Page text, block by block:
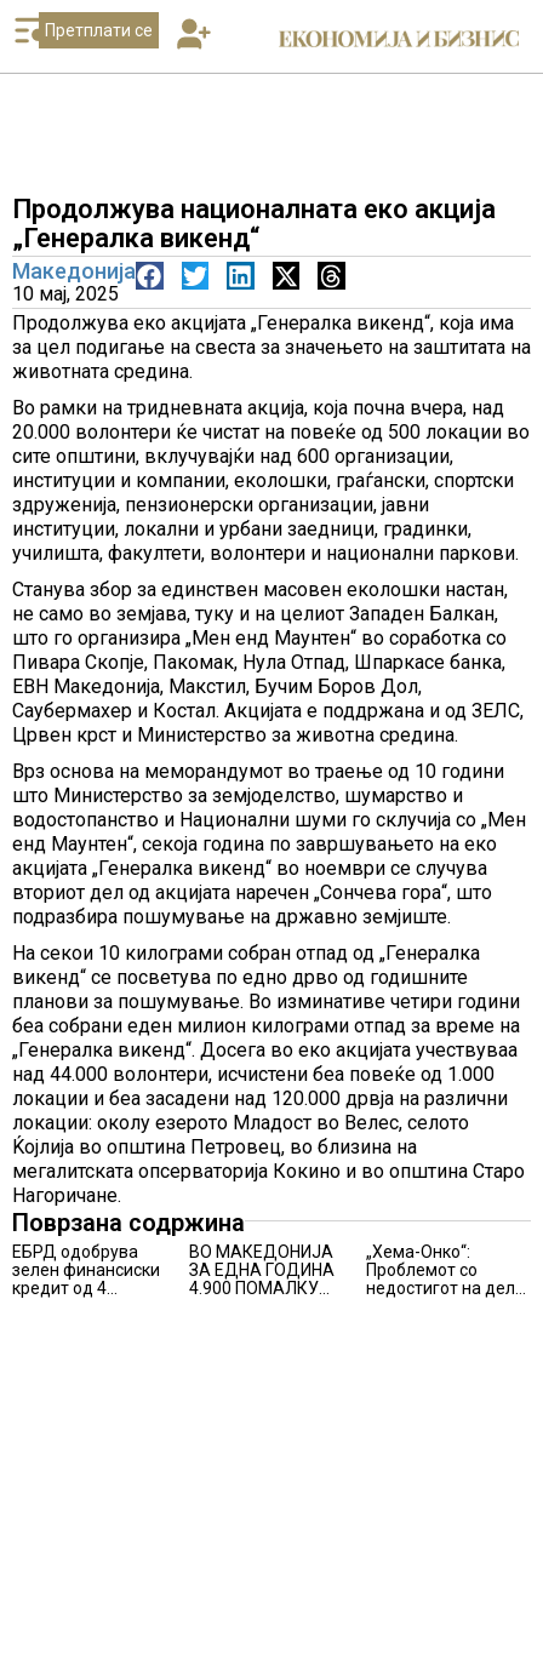
Претплати се
Продолжува националната еко акција
„Генералка викенд“
Македонија
10 мај, 2025
Продолжува еко акцијата „Генералка викенд“, која има
за цел подигање на свеста за значењето на заштитата на
животната средина.
Во рамки на тридневната акција, која почна вчера, над
20.000 волонтери ќе чистат на повеќе од 500 локации во
сите општини, вклучувајќи над 600 организации,
институции и компании, еколошки, граѓански, спортски
здруженија, пензионерски организации, јавни
институции, локални и урбани заедници, градинки,
училишта, факултети, волонтери и национални паркови.
Станува збор за единствен масовен еколошки настан,
не само во земјава, туку и на целиот Западен Балкан,
што го организира „Мен енд Маунтен“ во соработка со
Пивара Скопје, Пакомак, Нула Отпад, Шпаркасе банка,
ЕВН Македонија, Макстил, Бучим Боров Дол,
Саубермахер и Костал. Акцијата е поддржана и од ЗЕЛС,
Црвен крст и Министерство за животна средина.
Врз основа на меморандумот во траење од 10 години
што Министерство за земјоделство, шумарство и
водостопанство и Национални шуми го склучија со „Мен
енд Маунтен“, секоја година по завршувањето на еко
акцијата „Генералка викенд“ во ноември се случува
вториот дел од акцијата наречен „Сончева гора“, што
подразбира пошумување на државно земјиште.
На секои 10 килограми собран отпад од „Генералка
викенд“ се посветува по едно дрво од годишните
планови за пошумување. Во изминативе четири години
беа собрани еден милион килограми отпад за време на
„Генералка викенд“. Досега во еко акцијата учествуваа
над 44.000 волонтери, исчистени беа повеќе од 1.000
локации и беа засадени над 120.000 дрвја на различни
локации: околу езерото Младост во Велес, селото
Ќојлија во општина Петровец, во близина на
мегалитската опсерваторија Кокино и во општина Старо
Нагоричане.
Поврзана содржина
ЕБРД одобрува
зелен финансиски
кредит од 4
ВО МАКЕДОНИЈА
ЗА ЕДНА ГОДИНА
4.900 ПОМАЛКУ
„Хема-Онко“:
Проблемот со
недостигот на дел